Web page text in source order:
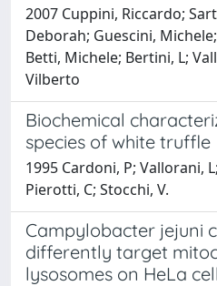
2007 Cuppini, Riccardo;
Deborah; Guescini,
Betti, Michele; Bertini, L;
Vilberto
Biochemical
species of white truffle
1995 Cardoni, P; Vallorani,
Pierotti, C; Stocchi, V.
Campylobacter jejuni
differently target
lysosomes on HeLa